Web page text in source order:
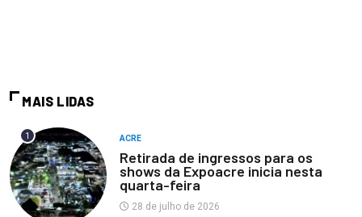
MAIS LIDAS
1 ACRE
Retirada de ingressos para os
shows da Expoacre inicia nesta
quarta-feira
28 de julho de 2026